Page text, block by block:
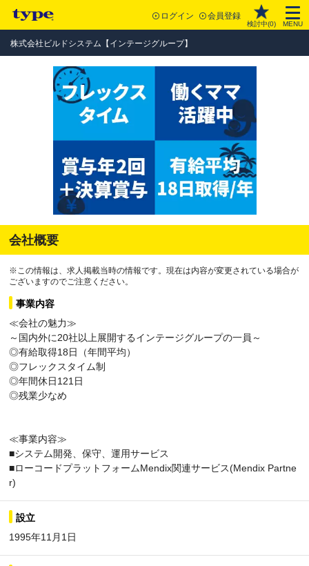
ログイン 会員登録
検討中(0) MENU
株式会社ビルドシステム【インテージグループ】
会社概要
※この情報は、求人掲載当時の情報です。現在は内容が変更されている場合が
ございますのでご注意ください。
事業内容
≪会社の魅力≫
～国内外に20社以上展開するインテージグループの一員～
◎有給取得18日（年間平均）
◎フレックスタイム制
◎年間休日121日
◎残業少なめ
≪事業内容≫
■システム開発、保守、運用サービス
■ローコードプラットフォームMendix関連サービス(Mendix Partne
r)
設立
1995年11月1日